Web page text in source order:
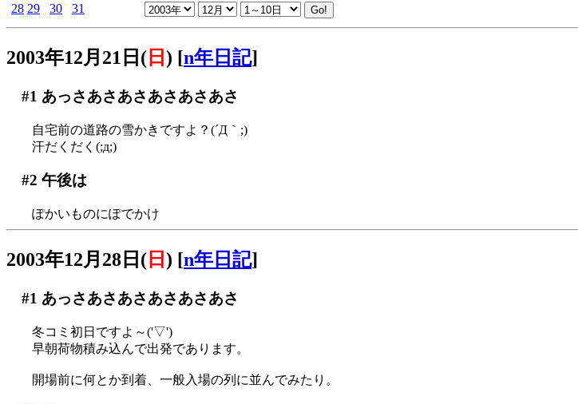
28 29 30 31
2003年12月21日( 日 ) [n年日記]
#1 あっさあさあさあさあさあさ
自宅前の道路の雪かきですよ？(´Д｀;)
汗だくだく(;д;)
#2 午後は
ぽかいものにぽでかけ
2003年12月28日( 日 ) [n年日記]
#1 あっさあさあさあさあさあさ
冬コミ初日ですよ～('▽')
早朝荷物積み込んで出発であります。
開場前に何とか到着、一般入場の列に並んでみたり。